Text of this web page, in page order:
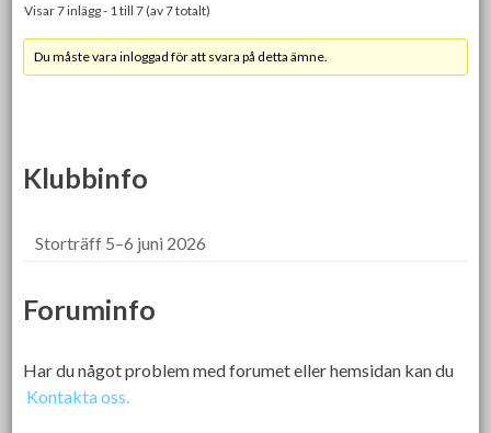
Visar 7 inlägg - 1 till 7 (av 7 totalt)
Du måste vara inloggad för att svara på detta ämne.
Klubbinfo
Storträff 5–6 juni 2026
Foruminfo
Har du något problem med forumet eller hemsidan kan du
Kontakta oss.